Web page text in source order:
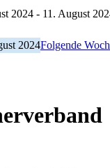
2024 - 11. August
2024Folgende